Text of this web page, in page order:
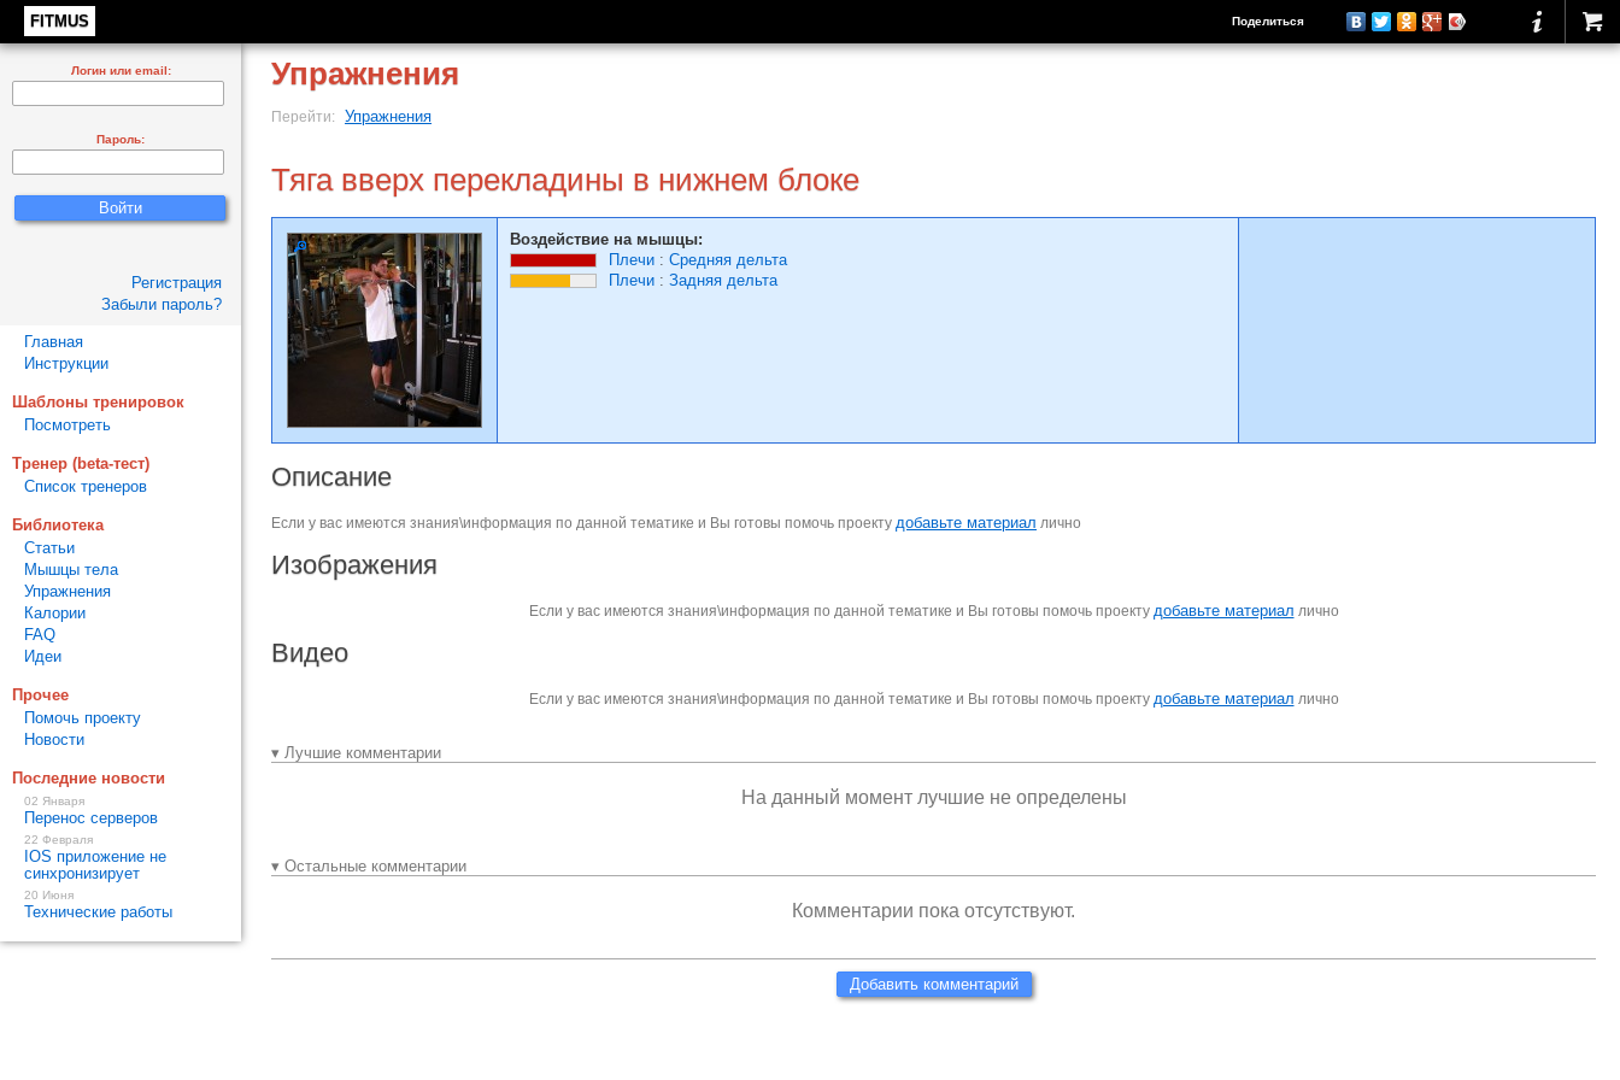
FITMUS Поделиться
Упражнения
Перейти: Упражнения
Тяга вверх перекладины в нижнем блоке
Воздействие на мышцы:
Плечи : Средняя дельта
Плечи : Задняя дельта
Описание
Если у вас имеются знания\информация по данной тематике и Вы готовы помочь проекту добавьте материал лично
Изображения
Если у вас имеются знания\информация по данной тематике и Вы готовы помочь проекту добавьте материал лично
Видео
Если у вас имеются знания\информация по данной тематике и Вы готовы помочь проекту добавьте материал лично
▾ Лучшие комментарии
На данный момент лучшие не определены
▾ Остальные комментарии
Комментарии пока отсутствуют.
Добавить комментарий
Логин или email:
Пароль:
Регистрация
Забыли пароль?
Главная
Инструкции
Шаблоны тренировок
Посмотреть
Тренер (beta-тест)
Список тренеров
Библиотека
Статьи
Мышцы тела
Упражнения
Калории
FAQ
Идеи
Прочее
Помочь проекту
Новости
Последние новости
02 Января
Перенос серверов
22 Февраля
IOS приложение не
синхронизирует
20 Июня
Технические работы